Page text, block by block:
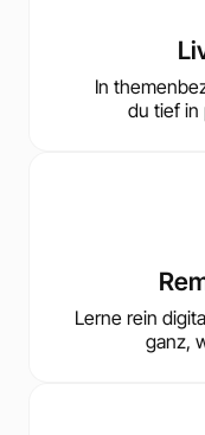
In
du tief in
Lerne rein
ganz,